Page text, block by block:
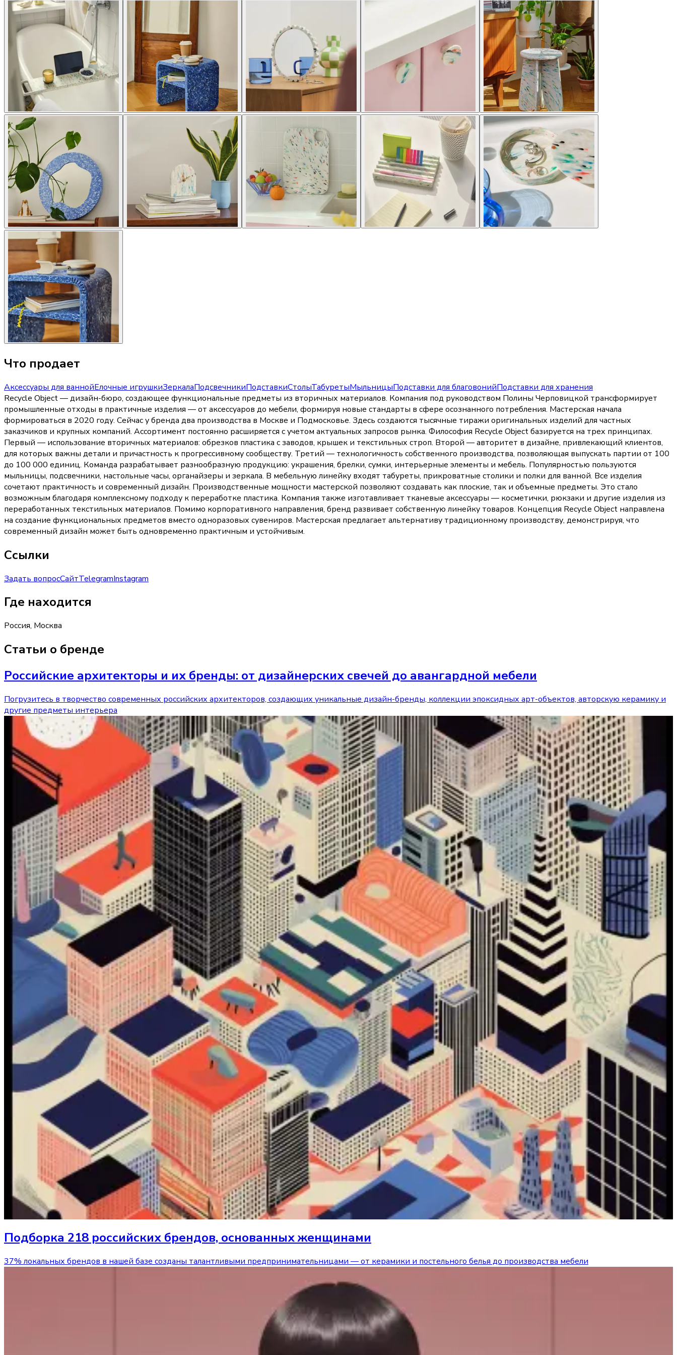
Что продает
Аксессуары для ваннойЕлочные игрушкиЗеркалаПодсвечникиПодставкиСтолыТабуретыМыльницыПодставки для благовонийПодставки для хранения
Recycle Object — дизайн-бюро, создающее функциональные предметы из вторичных материалов. Компания под руководством Полины Черповицкой трансформирует
промышленные отходы в практичные изделия — от аксессуаров до мебели, формируя новые стандарты в сфере осознанного потребления. Мастерская начала
формироваться в 2020 году. Сейчас у бренда два производства в Москве и Подмосковье. Здесь создаются тысячные тиражи оригинальных изделий для частных
заказчиков и крупных компаний. Ассортимент постоянно расширяется с учетом актуальных запросов рынка. Философия Recycle Object базируется на трех принципах.
Первый — использование вторичных материалов: обрезков пластика с заводов, крышек и текстильных строп. Второй — авторитет в дизайне, привлекающий клиентов,
для которых важны детали и причастность к прогрессивному сообществу. Третий — технологичность собственного производства, позволяющая выпускать партии от 100
до 100 000 единиц. Команда разрабатывает разнообразную продукцию: украшения, брелки, сумки, интерьерные элементы и мебель. Популярностью пользуются
мыльницы, подсвечники, настольные часы, органайзеры и зеркала. В мебельную линейку входят табуреты, прикроватные столики и полки для ванной. Все изделия
сочетают практичность и современный дизайн. Производственные мощности мастерской позволяют создавать как плоские, так и объемные предметы. Это стало
возможным благодаря комплексному подходу к переработке пластика. Компания также изготавливает тканевые аксессуары — косметички, рюкзаки и другие изделия из
переработанных текстильных материалов. Помимо корпоративного направления, бренд развивает собственную линейку товаров. Концепция Recycle Object направлена
на создание функциональных предметов вместо одноразовых сувениров. Мастерская предлагает альтернативу традиционному производству, демонстрируя, что
современный дизайн может быть одновременно практичным и устойчивым.
Ссылки
Задать вопросСайтTelegramInstagram
Где находится
Россия, Москва
Статьи о бренде
Российские архитекторы и их бренды: от дизайнерских свечей до авангардной мебели
Погрузитесь в творчество современных российских архитекторов, создающих уникальные дизайн-бренды, коллекции эпоксидных арт-объектов, авторскую керамику и
другие предметы интерьера
Подборка 218 российских брендов, основанных женщинами
37% локальных брендов в нашей базе созданы талантливыми предпринимательницами — от керамики и постельного белья до производства мебели